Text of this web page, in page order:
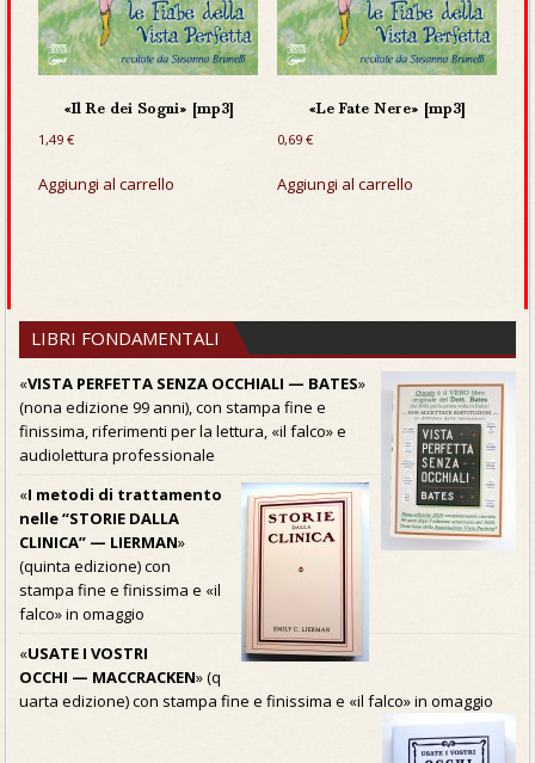
«Il Re dei Sogni» [mp3]
1,49€
Aggiungi al carrello
«Le Fate Nere» [mp3]
0,69 €
Aggiungi al carrello
LIBRI FONDAMENTALI
«VISTA PERFETTA SENZA OCCHIALI — BATES»
(nona edizione 99 anni), con stampa fine e
finissima, riferimenti per la lettura, «il falco» e
audiolettura professionale
«I metodi di trattamento
nelle “STORIE DALLA
CLINICA” — LIERMAN»
(quinta edizione) con
stampa fine e finissima e «il
falco» in omaggio
«USATE I VOSTRI
OCCHI — MACCRACKEN» (q
uarta edizione) con stampa fine e finissima e «il falco» in omaggio